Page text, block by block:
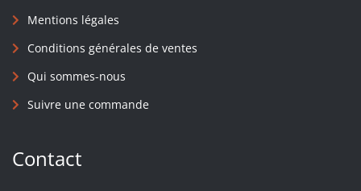
Mentions légales
Conditions générales de ventes
Qui sommes-nous
Suivre une commande
Contact